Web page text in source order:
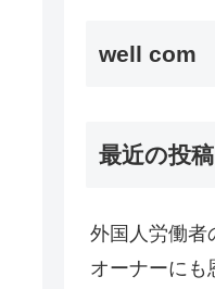
well com
最近の投稿
外国人労働者
オーナーにも